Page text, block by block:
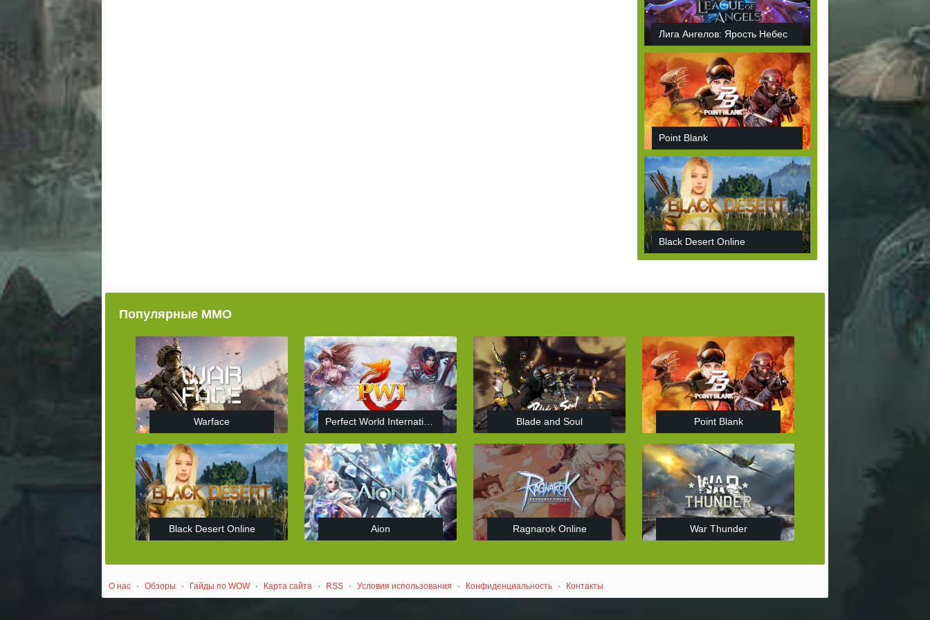
Лига Ангелов: Ярость Небес
Point Blank
Black Desert Online
Популярные ММО
Warface Blade and Soul Point Blank
Black Desert Online Aion Ragnarok Online War Thunder
О нас · Обзоры · Гайды по WOW · Карта сайта · RSS · Условия использования · Конфиденциальность · Контакты